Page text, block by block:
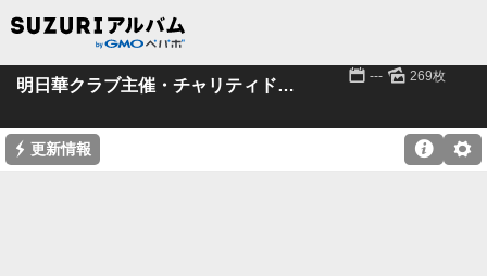
明日華クラブ主催・チャリティドッジ!!(後編） 📅 --- 🌄 269枚
⚡ 更新情報 ⚙
